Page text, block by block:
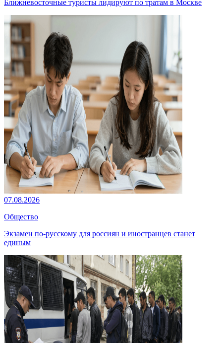
Ближневосточные туристы лидируют по тратам в Москве
07.08.2026
Общество
Экзамен по-русскому для россиян и иностранцев станет
единым